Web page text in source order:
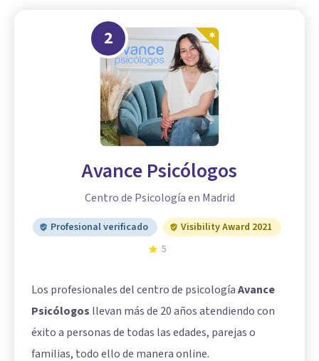
2
Avance Psicólogos
Centro de Psicología en Madrid
Profesional verificado
Visibility Award 2021
5
Los profesionales del centro de psicologíaAvance
Psicólogos llevan más de 20 años atendiendo con
éxito a personas de todas las edades, parejas o
familias, todo ello de manera online.